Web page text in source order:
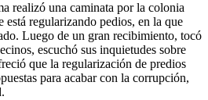
realizó una caminata por la colonia
está regularizando pedios, en la que
Luego de un gran recibimiento, tocó
escuchó sus inquietudes sobre
que la regularización de predios
para acabar con la corrupción,